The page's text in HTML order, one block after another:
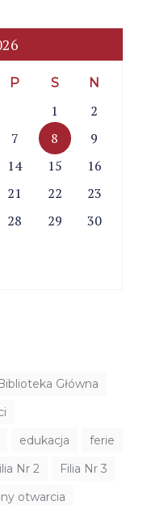
P S N
1
2
7 8
9
14 15
16
21 22
23
28 29
30
Główna
edukacja
ferie
Nr 2
Filia Nr 3
otwarcia